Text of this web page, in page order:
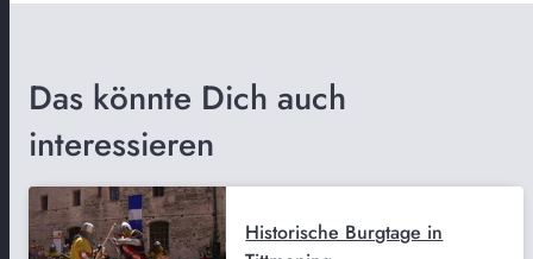
Das könnte Dich auch
interessieren
Historische Burgtage in